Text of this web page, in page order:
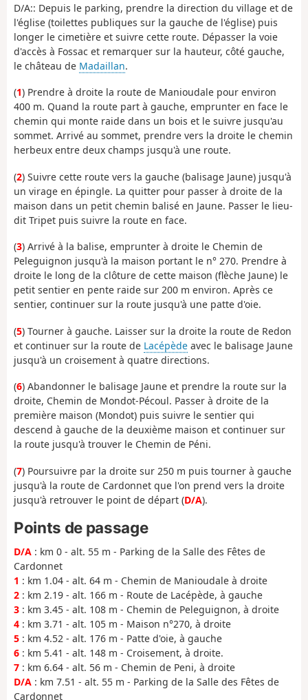
D/A:: Depuis le parking, prendre la direction du village et de
l'église (toilettes publiques sur la gauche de l'église) puis
longer le cimetière et suivre cette route. Dépasser la voie
d'accès à Fossac et remarquer sur la hauteur, côté gauche,
le château de Madaillan.
(1) Prendre à droite la route de Manioudale pour environ
400 m. Quand la route part à gauche, emprunter en face le
chemin qui monte raide dans un bois et le suivre jusqu'au
sommet. Arrivé au sommet, prendre vers la droite le chemin
herbeux entre deux champs jusqu'à une route.
(2) Suivre cette route vers la gauche (balisage Jaune) jusqu'à
un virage en épingle. La quitter pour passer à droite de la
maison dans un petit chemin balisé en Jaune. Passer le lieu-
dit Tripet puis suivre la route en face.
(3) Arrivé à la balise, emprunter à droite le Chemin de
Peleguignon jusqu'à la maison portant le n° 270. Prendre à
droite le long de la clôture de cette maison (flèche Jaune) le
petit sentier en pente raide sur 200 m environ. Après ce
sentier, continuer sur la route jusqu'à une patte d'oie.
(5) Tourner à gauche. Laisser sur la droite la route de Redon
et continuer sur la route de Lacépède avec le balisage Jaune
jusqu'à un croisement à quatre directions.
(6) Abandonner le balisage Jaune et prendre la route sur la
droite, Chemin de Mondot-Pécoul. Passer à droite de la
première maison (Mondot) puis suivre le sentier qui
descend à gauche de la deuxième maison et continuer sur
la route jusqu'à trouver le Chemin de Péni.
(7) Poursuivre par la droite sur 250 m puis tourner à gauche
jusqu'à la route de Cardonnet que l'on prend vers la droite
jusqu'à retrouver le point de départ (D/A).
Points de passage
D/A : km 0 - alt. 55 m - Parking de la Salle des Fêtes de
Cardonnet
1 : km 1.04 - alt. 64 m - Chemin de Manioudale à droite
2 : km 2.19 - alt. 166 m - Route de Lacépède, à gauche
3 : km 3.45 - alt. 108 m - Chemin de Peleguignon, à droite
4 : km 3.71 - alt. 105 m - Maison n°270, à droite
5 : km 4.52 - alt. 176 m - Patte d'oie, à gauche
6 : km 5.41 - alt. 148 m - Croisement, à droite.
7 : km 6.64 - alt. 56 m - Chemin de Peni, à droite
D/A : km 7.51 - alt. 55 m - Parking de la Salle des Fêtes de
Cardonnet